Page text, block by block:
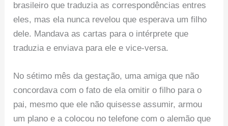
brasileiro que traduzia as correspondências entres
eles, mas ela nunca revelou que esperava um filho
dele. Mandava as cartas para o intérprete que
traduzia e enviava para ele e vice-versa.
No sétimo mês da gestação, uma amiga que não
concordava com o fato de ela omitir o filho para o
pai, mesmo que ele não quisesse assumir, armou
um plano e a colocou no telefone com o alemão que